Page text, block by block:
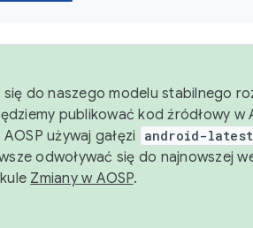
do naszego modelu stabilnego
publikować kod źródłowy w
używaj gałęzi
android-
odwoływać się do najnowszej
Zmiany w AOSP.